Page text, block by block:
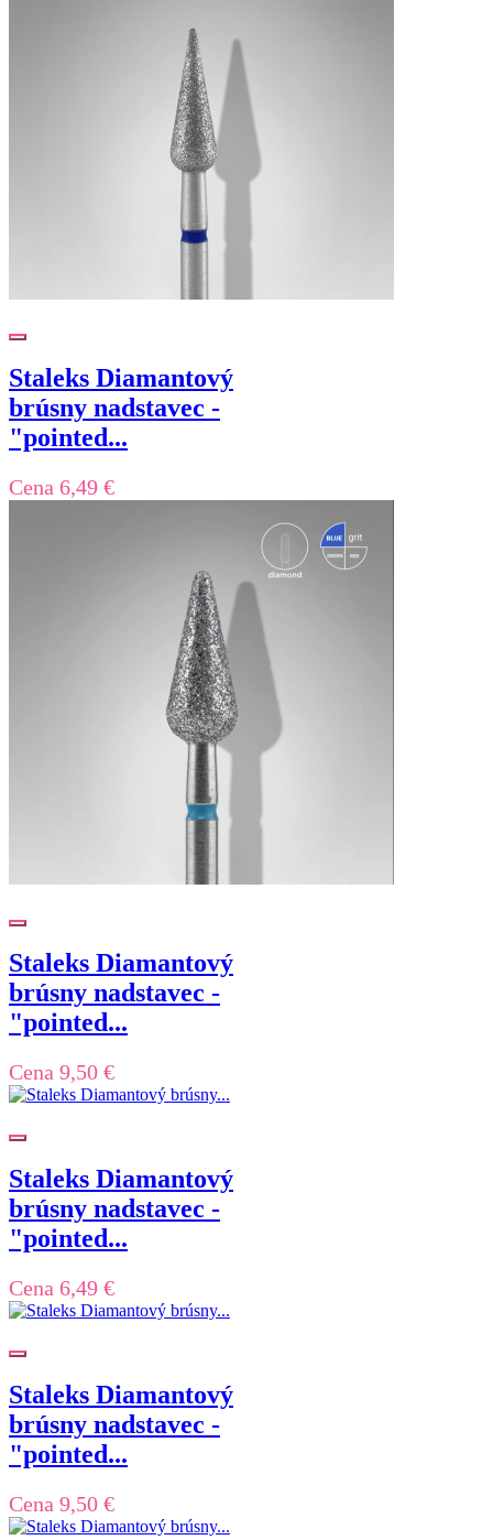
Staleks Diamantový
brúsny nadstavec -
"pointed...
Cena 6,49 €
Staleks Diamantový
brúsny nadstavec -
"pointed...
Cena 9,50 €
Staleks Diamantový
brúsny nadstavec -
"pointed...
Cena 6,49 €
Staleks Diamantový
brúsny nadstavec -
"pointed...
Cena 9,50 €